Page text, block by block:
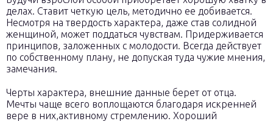
делах. Ставит четкую цель, методично ее добивается.
Несмотря на твердость характера, даже став солидной
женщиной, может поддаться чувствам. Придерживается
принципов, заложенных с молодости. Всегда действует
по собственному плану, не допуская туда чужие мнения,
замечания.
Черты характера, внешние данные берет от отца.
Мечты чаще всего воплощаются благодаря искренней
вере в них,активному стремлению. Хороший